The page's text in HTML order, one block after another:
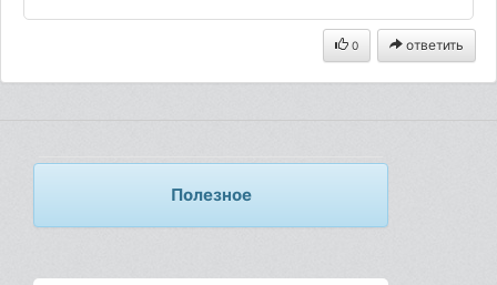
0 ответить
Полезное